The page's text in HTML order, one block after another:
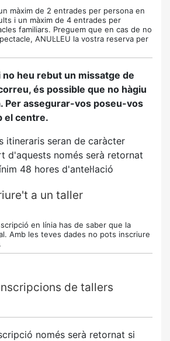
màxim de 2 entrades per persona en
i un màxim de 4 entrades per
familiars. Preguem que en cas de no
ANUL·LEU la vostra reserva per
no heu rebut un missatge de
és possible que no hàgiu
Per assegurar-vos poseu-vos
el centre.
itineraris seran de caràcter
d'aquests només serà retornat
48 hores d'antel·lació
a un taller
en línia has de saber que la
Amb les teves dades no pots inscriure
de tallers
només serà retornat si